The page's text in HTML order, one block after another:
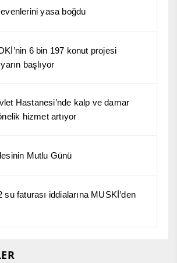
yasa boğdu
6 bin 197 konut projesi
başlıyor
Hastanesi’nde kalp ve damar
hizmet artıyor
Mutlu Günü
su faturası iddialarına MUSKİ’den